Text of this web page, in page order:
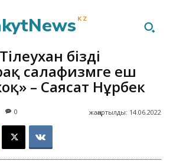
KZ
біздің
салафизмге еш
– Саясат Нұрбек
жаңартылды: 14.06.2022
0